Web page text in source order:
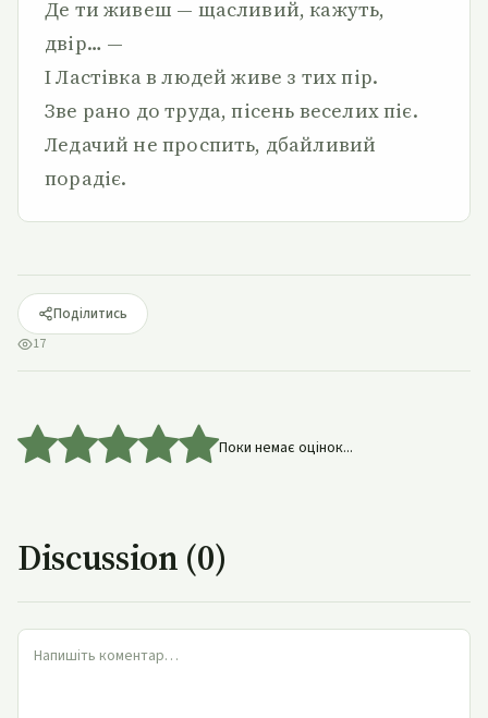
Де ти живеш — щасливий, кажуть,
двір… —
І Ластівка в людей живе з тих пір.
Зве рано до труда, пісень веселих піє.
Ледачий не проспить, дбайливий
порадіє.
Поділитись
17
Поки немає оцінок...
Discussion (0)